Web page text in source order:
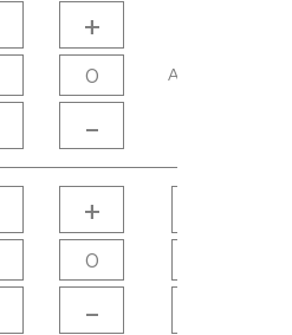
+
-
Avise-me
+
-